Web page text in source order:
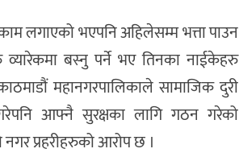
लगाएको भएपनि अहिलेसम्म भत्ता पाउन
बस्नु पर्ने भए तिनका नाईकेहरु
महानगरपालिकाले सामाजिक दुरी
आफ्नै सुरक्षका लागि गठन गरेको
प्रहरीहरुको आरोप छ ।